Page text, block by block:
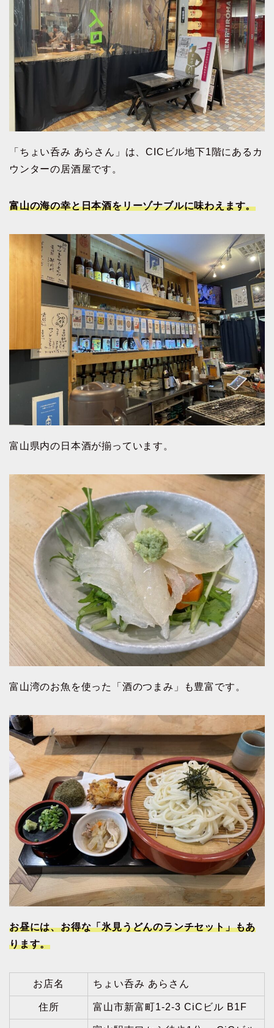
「ちょい呑み あらさん」は、CICビル地下1階にあるカ
ウンターの居酒屋です。
富山の海の幸と日本酒をリーゾナブルに味わえます。
富山県内の日本酒が揃っています。
富山湾のお魚を使った「酒のつまみ」も豊富です。
お昼には、お得な「氷見うどんのランチセット」もあ
ります。
お店名 ちょい呑み あらさん
住所 富山市新富町1-2-3 CiCビル B1F